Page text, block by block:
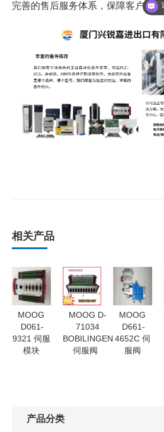
完善的售后服务体系，保障客户权益
相关产品
MOOG
D061-
9321 伺服
模块
MOOG D-
71034
BOBILINGEN
伺服阀
MOOG
D661-
4652C 伺
服阀
产品分类